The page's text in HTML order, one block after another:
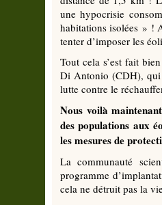
une hypocrisie
habitations isolées » !
tenter d’imposer les
Tout cela s’est fait
Di Antonio (CDH), qui
lutte contre le
Nous voilà
des populations aux
les mesures de
La communauté
programme
cela ne détruit pas la